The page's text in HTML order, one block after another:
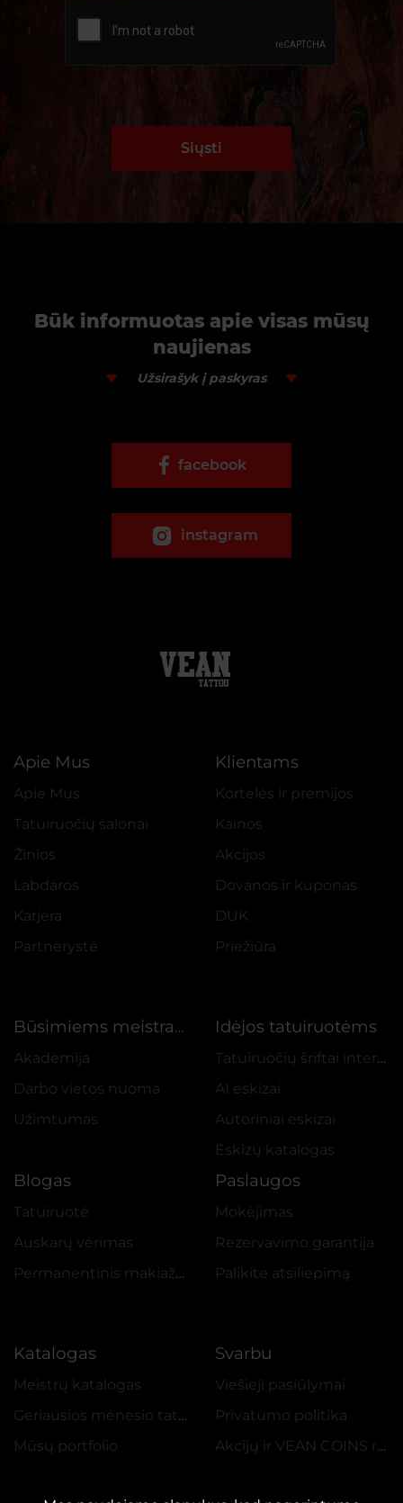
Siųsti
Būk informuotas apie visas mūsų
naujienas
Užsirašyk į paskyras
facebook
instagram
Apie Mus
Apie Mus
Tatuiruočių salonai
Žinios
Labdaros
Karjera
Partnerystė
Klientams
Kortelės ir premijos
Kainos
Akcijos
Dovanos ir kuponas
DUK
Priežiūra
Būsimiems meistrams
Akademija
Darbo vietos nuoma
Užimtumas
Idėjos tatuiruotėms
Tatuiruočių šriftai internetu
AI eskizai
Autoriniai eskizai
Eskizų katalogas
Blogas
Tatuiruotė
Auskarų vėrimas
Permanentinis makiažas
Paslaugos
Mokėjimas
Rezervavimo garantija
Palikite atsiliepimą
Katalogas
Meistrų katalogas
Geriausios mėnesio tatuiruotės
Mūsų portfolio
Svarbu
Viešieji pasiūlymai
Privatumo politika
Akcijų ir VEAN COINS reglamentas